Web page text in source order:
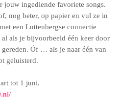
jouw ingediende favoriete songs.
nog beter, op papier en vul ze in
een Luttenbergse connectie
als je bijvoorbeeld één keer door
Óf … als je naar één van
geluisterd.
tot 1 juni.